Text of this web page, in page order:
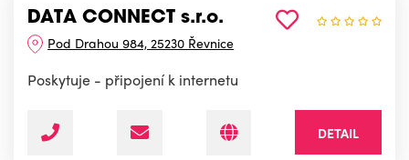
DATA CONNECT s.r.o.
Pod Drahou 984, 25230 Řevnice
Poskytuje - připojení k internetu
DETAIL